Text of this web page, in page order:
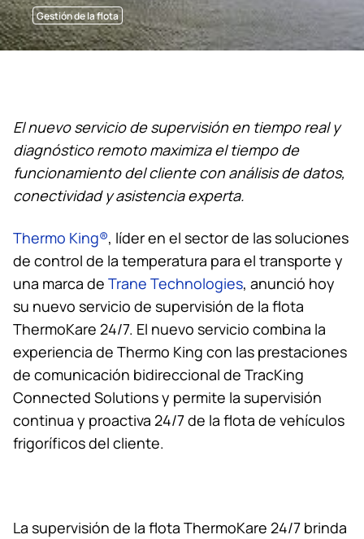
Gestión de la flota
El nuevo servicio de supervisión en tiempo real y
diagnóstico remoto maximiza el tiempo de
funcionamiento del cliente con análisis de datos,
conectividad y asistencia experta.
Thermo King®, líder en el sector de las soluciones
de control de la temperatura para el transporte y
una marca de Trane Technologies, anunció hoy
su nuevo servicio de supervisión de la flota
ThermoKare 24/7. El nuevo servicio combina la
experiencia de Thermo King con las prestaciones
de comunicación bidireccional de TracKing
Connected Solutions y permite la supervisión
continua y proactiva 24/7 de la flota de vehículos
frigoríficos del cliente.
La supervisión de la flota ThermoKare 24/7 brinda